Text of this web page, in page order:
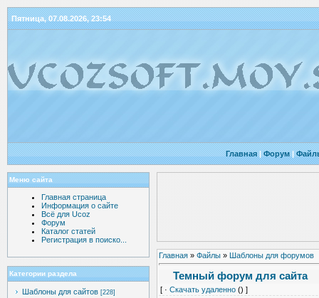
Пятница, 07.08.2026, 23:54
Главная | Форум |
Меню сайта
Главная страница
Информация о сайте
Всё для Ucoz
Форум
Каталог статей
Регистрация в поиско...
Категории раздела
Шаблоны для сайтов [228]
Главная » Файлы » Шаблоны для форумов
Темный форум для сайта
[ · Скачать удаленно () ]